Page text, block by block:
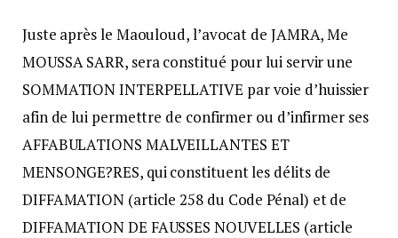
Juste après le Maouloud, l’avocat de JAMRA, Me
MOUSSA SARR, sera constitué pour lui servir une
SOMMATION INTERPELLATIVE par voie d’huissier
afin de lui permettre de confirmer ou d’infirmer ses
AFFABULATIONS MALVEILLANTES ET
MENSONGE?RES, qui constituent les délits de
DIFFAMATION (article 258 du Code Pénal) et de
DIFFAMATION DE FAUSSES NOUVELLES (article